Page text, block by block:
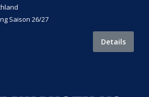
Saison 26/27
Details